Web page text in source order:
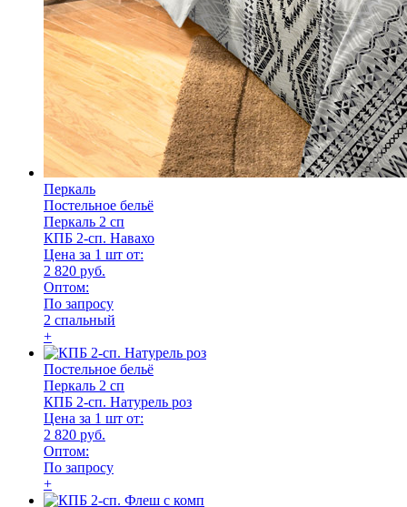
Перкаль
Постельное бельё
Перкаль 2 сп
КПБ 2-сп. Навахо
Цена за 1 шт от:
2 820 руб.
Оптом:
По запросу
2 спальный
+
Постельное бельё
Перкаль 2 сп
КПБ 2-сп. Натурель роз
Цена за 1 шт от:
2 820 руб.
Оптом:
По запросу
+